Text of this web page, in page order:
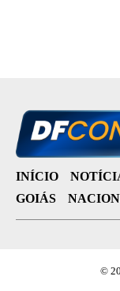
INÍCIO
GOIÁS
©